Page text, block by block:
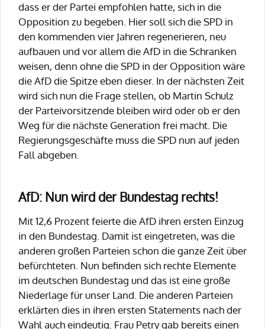
dass er der Partei empfohlen hatte, sich in die
Opposition zu begeben. Hier soll sich die SPD in
den kommenden vier Jahren regenerieren, neu
aufbauen und vor allem die AfD in die Schranken
weisen, denn ohne die SPD in der Opposition wäre
die AfD die Spitze eben dieser. In der nächsten Zeit
wird sich nun die Frage stellen, ob Martin Schulz
der Parteivorsitzende bleiben wird oder ob er den
Weg für die nächste Generation frei macht. Die
Regierungsgeschäfte muss die SPD nun auf jeden
Fall abgeben.
AfD: Nun wird der Bundestag rechts!
Mit 12,6 Prozent feierte die AfD ihren ersten Einzug
in den Bundestag. Damit ist eingetreten, was die
anderen großen Parteien schon die ganze Zeit über
befürchteten. Nun befinden sich rechte Elemente
im deutschen Bundestag und das ist eine große
Niederlage für unser Land. Die anderen Parteien
erklärten dies in ihren ersten Statements nach der
Wahl auch eindeutig. Frau Petry gab bereits einen